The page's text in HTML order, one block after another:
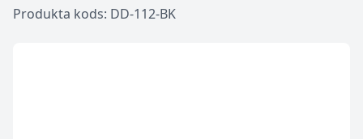
Produkta kods: DD-112-BK